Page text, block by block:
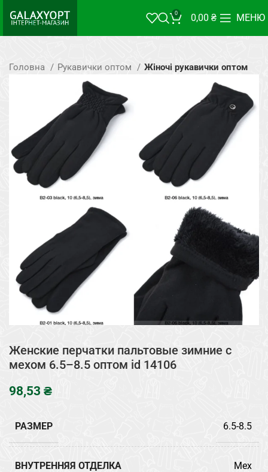
0 0,00 ₴ МЕНЮ
Головна Рукавички оптом Жіночі рукавички оптом
Женские перчатки пальтовые зимние с
мехом 6.5–8.5 оптом id 14106
₴
РАЗМЕР 6.5-8.5
ВНУТРЕННЯЯ ОТДЕЛКА Мех